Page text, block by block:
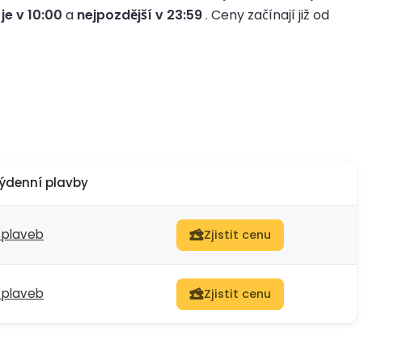
v 10:00 a nejpozdější v 23:59. Ceny začínají již od
plavby
Zjistit cenu
Zjistit cenu